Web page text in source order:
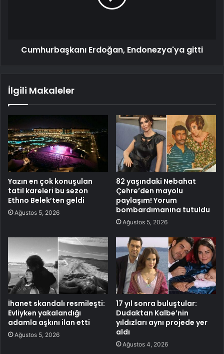
Cumhurbaşkanı Erdoğan, Endonezya'ya gitti
İlgili Makaleler
Yazın en çok konuşulan
tatil kareleri bu sezon
Ethno Belek’ten geldi
Ağustos 5, 2026
82 yaşındaki Nebahat
Çehre’den mayolu
paylaşım! Yorum
bombardımanına tutuldu
Ağustos 5, 2026
İhanet skandalı resmileşti:
Evliyken yakalandığı
adamla aşkını ilan etti
Ağustos 5, 2026
17 yıl sonra buluştular:
Dudaktan Kalbe’nin
yıldızları aynı projede yer
aldı
Ağustos 4, 2026